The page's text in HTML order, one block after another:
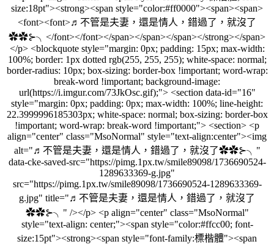
size:18pt"><strong><span style="color:#ff0000"><span><span>
<font><font>♬不管是夫妻，還是情人，錯過了，就沒了
✿✿⊱╮</font></font></span></span></span></strong></span>
</p> <blockquote style="margin: 0px; padding: 15px; max-width:
100%; border: 1px dotted rgb(255, 255, 255); white-space: normal;
border-radius: 10px; box-sizing: border-box !important; word-wrap:
break-word !important; background-image:
url(https://i.imgur.com/73JkOsc.gif);"> <section data-id="16"
style="margin: 0px; padding: 0px; max-width: 100%; line-height:
22.3999996185303px; white-space: normal; box-sizing: border-box
!important; word-wrap: break-word !important;"> <section> <p
align="center" class="MsoNormal" style="text-align:center"><img
alt="♬不管是夫妻，還是情人，錯過了，就沒了✿✿⊱╮"
data-cke-saved-src="https://pimg.1px.tw/smile89098/1736690524-
1289633369-g.jpg"
src="https://pimg.1px.tw/smile89098/1736690524-1289633369-
g.jpg" title="♬不管是夫妻，還是情人，錯過了，就沒了
✿✿⊱╮" /></p> <p align="center" class="MsoNormal"
style="text-align: center;"><span style="color:#ffcc00; font-
size:15pt"><strong><span style="font-family:標楷體"><span